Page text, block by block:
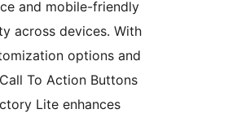
and mobile-friendly
across devices. With
options and
To Action Buttons
Lite enhances